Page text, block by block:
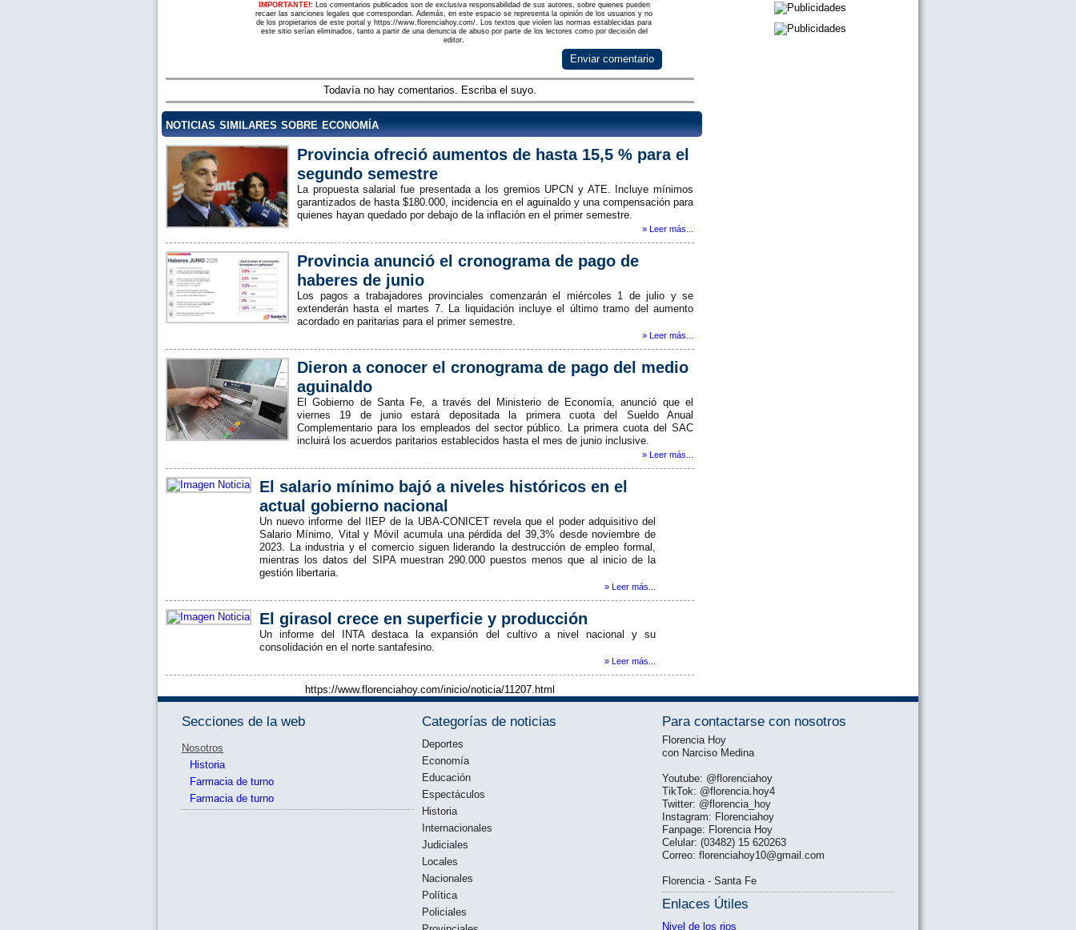
IMPORTANTE!: Los comentarios publicados son de exclusiva responsabilidad de sus autores, sobre quienes pueden
recaer las sanciones legales que correspondan. Además, en este espacio se representa la opinión de los usuarios y no
de los propietarios de este portal y https://www.florenciahoy.com/. Los textos que violen las normas establecidas para
este sitio serían eliminados, tanto a partir de una denuncia de abuso por parte de los lectores como por decisión del
editor.
Enviar comentario
Todavía no hay comentarios. Escriba el suyo.
noticias similares sobre economía
Provincia ofreció aumentos de hasta 15,5 % para el
segundo semestre
La propuesta salarial fue presentada a los gremios UPCN y ATE. Incluye mínimos
garantizados de hasta $180.000, incidencia en el aguinaldo y una compensación para
quienes hayan quedado por debajo de la inflación en el primer semestre.
» Leer más...
Provincia anunció el cronograma de pago de
haberes de junio
Los pagos a trabajadores provinciales comenzarán el miércoles 1 de julio y se
extenderán hasta el martes 7. La liquidación incluye el último tramo del aumento
acordado en paritarias para el primer semestre.
» Leer más...
Dieron a conocer el cronograma de pago del medio
aguinaldo
El Gobierno de Santa Fe, a través del Ministerio de Economía, anunció que el
viernes 19 de junio estará depositada la primera cuota del Sueldo Anual
Complementario para los empleados del sector público. La primera cuota del SAC
incluirá los acuerdos paritarios establecidos hasta el mes de junio inclusive.
» Leer más...
El salario mínimo bajó a niveles históricos en el
actual gobierno nacional
Un nuevo informe del IIEP de la UBA-CONICET revela que el poder adquisitivo del
Salario Mínimo, Vital y Móvil acumula una pérdida del 39,3% desde noviembre de
2023. La industria y el comercio siguen liderando la destrucción de empleo formal,
mientras los datos del SIPA muestran 290.000 puestos menos que al inicio de la
gestión libertaria.
» Leer más...
El girasol crece en superficie y producción
Un informe del INTA destaca la expansión del cultivo a nivel nacional y su
consolidación en el norte santafesino.
» Leer más...
https://www.florenciahoy.com/inicio/noticia/11207.html
Secciones de la web
Nosotros
Historia
Farmacia de turno
Farmacia de turno
Categorías de noticias
Deportes
Economía
Educación
Espectáculos
Historia
Internacionales
Judiciales
Locales
Nacionales
Política
Policiales
Para contactarse con nosotros
Florencia Hoy
con Narciso Medina
Youtube: @florenciahoy
TikTok: @florencia.hoy4
Twitter: @florencia_hoy
Instagram: Florenciahoy
Fanpage: Florencia Hoy
Celular: (03482) 15 620263
Correo: florenciahoy10@gmail.com
Florencia - Santa Fe
Enlaces Útiles
Nivel de los rios